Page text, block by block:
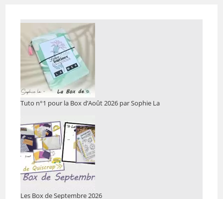
Tuto n°1 pour la Box d’Août 2026 par Sophie La
Les Box de Septembre 2026